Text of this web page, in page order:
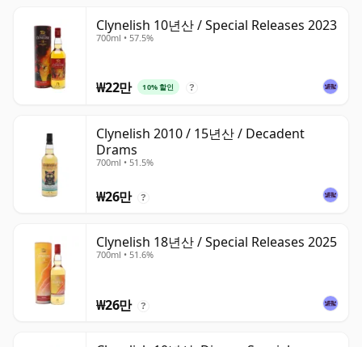
Clynelish 10년산 / Special Releases 2023
700ml • 57.5%
₩22만 10% 할인 ?
Clynelish 2010 / 15년산 / Decadent
Drams
700ml • 51.5%
₩26만 ?
Clynelish 18년산 / Special Releases 2025
700ml • 51.6%
₩26만 ?